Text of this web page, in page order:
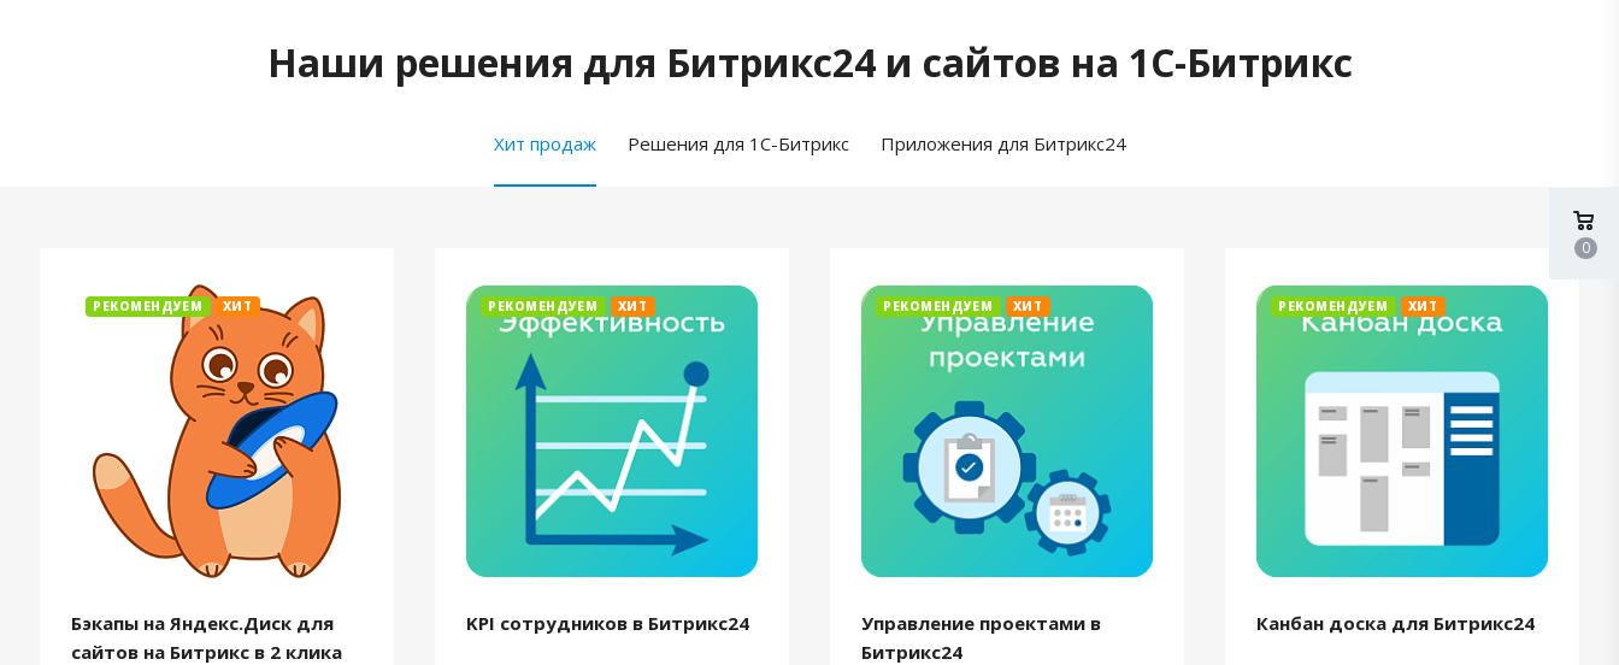
Наши решения для Битрикс24 и сайтов на 1С-Битрикс
Хит продаж Решения для 1С-Битрикс Приложения для Битрикс24
РЕКОМЕНДУЕМ ХИТ
Бэкапы на Яндекс.Диск для
сайтов на Битрикс в 2 клика
РЕКОМЕНДУЕМ ХИТ
KPI сотрудников в Битрикс24
РЕКОМЕНДУЕМ ХИТ
Управление проектами в
Битрикс24
РЕКОМЕНДУЕМ ХИТ
Канбан доска для Битрикс24
0